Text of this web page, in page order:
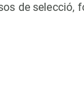
de selecció,